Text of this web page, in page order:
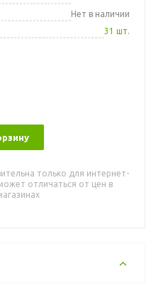
Нет в наличии
31 шт.
только для интернет-
отличаться от цен в